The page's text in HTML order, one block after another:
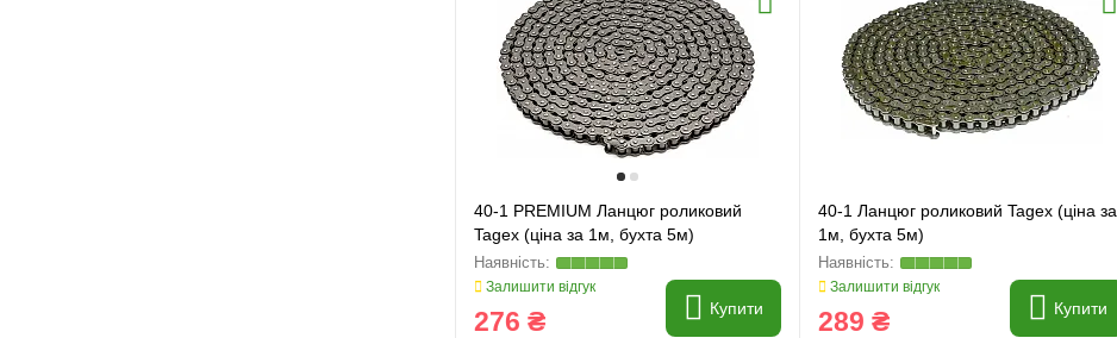
40-1 PREMIUM Ланцюг роликовий
Tagex (ціна за 1м, бухта 5м)
Залишити відгук
276 ₴ Купити
40-1 Ланцюг роликовий Tagex (ціна за
1м, бухта 5м)
Залишити відгук
289 ₴ Купити